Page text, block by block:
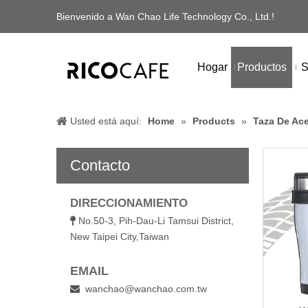
Bienvenido a Wan Chao Life Technology Co., Ltd.!
Hogar Productos
Usted está aquí: Home » Products » Taza De
Contacto
DIRECCIONAMIENTO
 No.50-3, Pih-Dau-Li Tamsui District,
New Taipei City,Taiwan
EMAIL
 wanchao@wanchao.com.tw